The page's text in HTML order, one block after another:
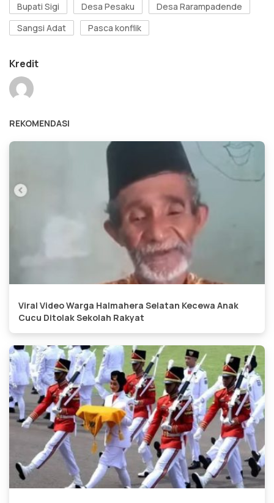
Bupati Sigi
Desa Pesaku
Desa Rarampadende
Sangsi Adat
Pasca konflik
Kredit
REKOMENDASI
Viral Video Warga Halmahera Selatan Kecewa Anak
Cucu Ditolak Sekolah Rakyat